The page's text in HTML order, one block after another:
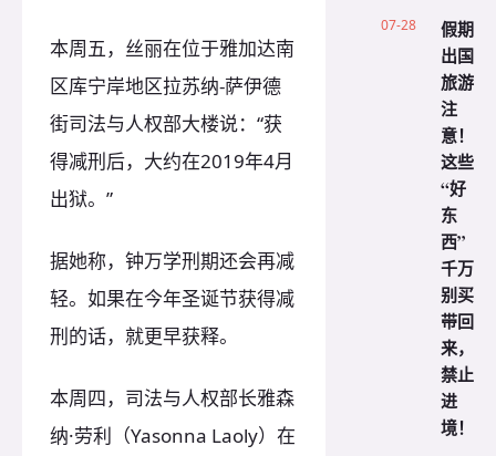
本周五，丝丽在位于雅加达南
区库宁岸地区拉苏纳-萨伊德
街司法与人权部大楼说：“获
得减刑后，大约在2019年4月
出狱。”
据她称，钟万学刑期还会再减
轻。如果在今年圣诞节获得减
刑的话，就更早获释。
本周四，司法与人权部长雅森
纳·劳利（Yasonna Laoly）在
07-28
假期
出国
旅游
注
意！
这些
“好
东
西”
千万
别买
带回
来，
禁止
进
境！